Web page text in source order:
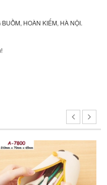
HOÀN KIẾM, HÀ NỘI.